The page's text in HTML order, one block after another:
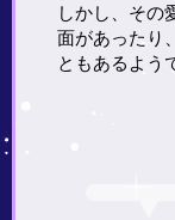
しかし、その
面があったり
ともあるよう